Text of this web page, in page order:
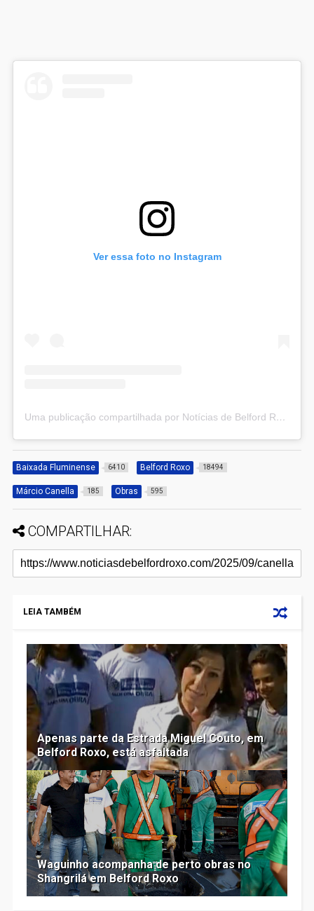
Ver essa foto no Instagram
Uma publicação compartilhada por Notícias de Belford Roxo (@noticiasbelfordroxo)
Baixada Fluminense 6410 Belford Roxo 18494
Márcio Canella 185 Obras 595
COMPARTILHAR:
LEIA TAMBÉM
Apenas parte da Estrada Miguel Couto, em
Belford Roxo, está asfaltada
Waguinho acompanha de perto obras no
Shangrilá em Belford Roxo